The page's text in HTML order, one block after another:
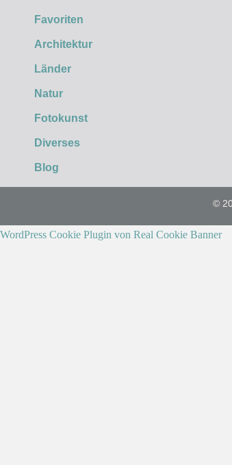
Favoriten
Architektur
Länder
Natur
Fotokunst
Diverses
Blog
©
WordPress Cookie Plugin von Real Cookie Banner